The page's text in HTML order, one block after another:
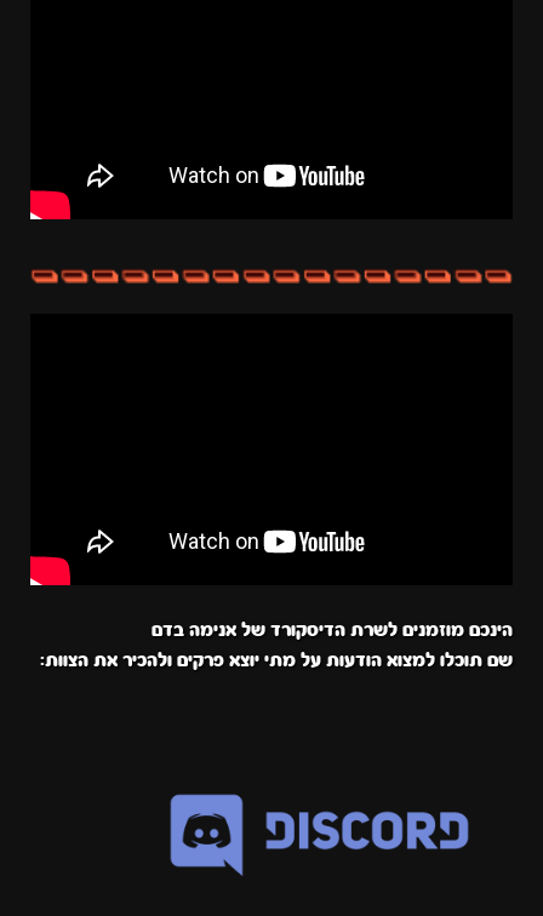
הינכם מוזמנים לשרת הדיסקורד של אנימה בדם
שם תוכלו למצוא הודעות על מתי יוצא פרקים ולהכיר את הצוות: